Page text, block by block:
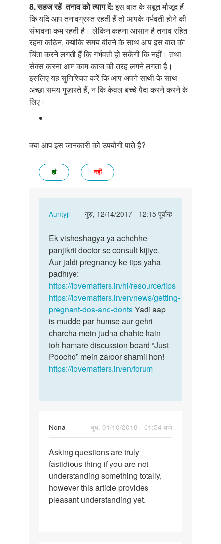
8. सहज रहें तनाव को त्याग दें:इस बात के सबूत मौजूद हैं
कि यदि आप तनावग्रस्त रहती हैं तो आपके गर्भवती होने की
संभावना कम रहती है। लेकिन कहना आसान है तनाव रहित
रहना कठिन, क्योंकि समय बीतने के साथ आप इस बात की
चिंता करने लगती हैं कि गर्भवती हो सकेंगी कि नहीं। तथा
सेक्स करना आम काम-काज की तरह लगने लगता है।
इसलिए यह सुनिश्चित करें कि आप अपने साथी के साथ
अच्छा समय गुज़ारते हैं, न कि केवल बच्चे पैदा करने करने के
लिए।
क्या आप इस जानकारी को उपयोगी पाते हैं?
हां नहीं
Auntyji
गुरु, 12/14/2017 - 12:15 पूर्वान्ह
In
to
Meri
saadi
ko
6
year's
Ho…
by
Uttara
rathore
Ek
visheshagya
ya
achchhe…
Ek visheshagya ya achchhe
panjikrit doctor se consult kijiye.
Aur jaldi pregnancy ke tips yaha
padhiye:
https://lovematters.in/hi/resource/tips
https://lovematters.in/en/news/getting-
pregnant-dos-and-dontsYadi aap
is mudde par humse aur gehri
charcha mein judna chahte hain
toh hamare discussion board “Just
Poocho” mein zaroor shamil hon!
https://lovematters.in/en/forum
Nona
बुध, 01/10/2018 - 01:54 बजे
Asking
questions
are
truly…
Asking questions are truly
fastidious thing if you are not
understanding something totally,
however this article provides
pleasant understanding yet.